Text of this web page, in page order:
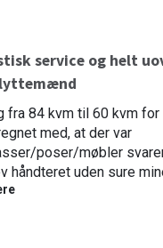
service og helt
fra 84 kvm til 60 kvm for
med, at der var
poser/møbler
håndteret uden sure
god oplevelse. Og oven i